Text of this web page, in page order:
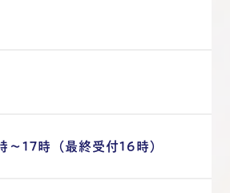
～17時（最終受付16時）